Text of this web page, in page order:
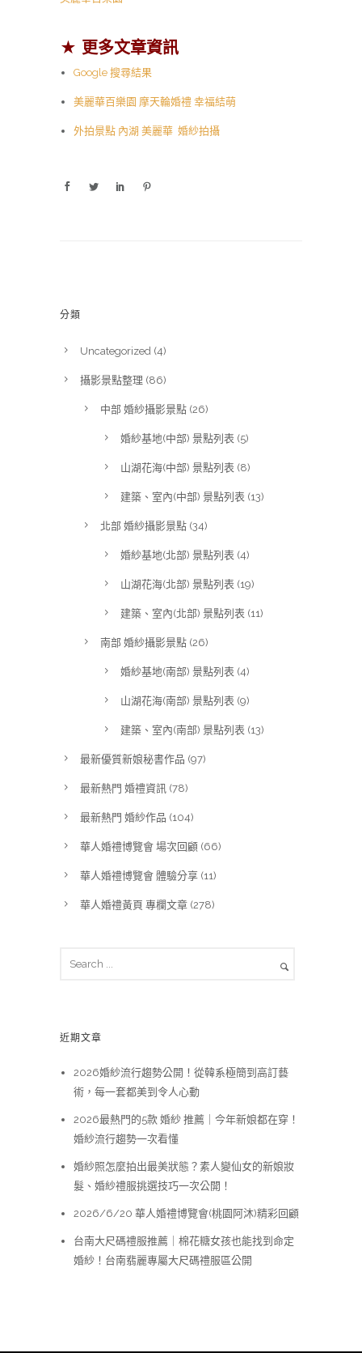
★ 更多文章資訊
Google 搜尋結果
美麗華百樂園 摩天輪婚禮 幸福結萌
外拍景點 內湖 美麗華 婚紗拍攝
分類
Uncategorized (4)
攝影景點整理 (86)
中部 婚紗攝影景點 (26)
婚紗基地(中部) 景點列表 (5)
山湖花海(中部) 景點列表 (8)
建築、室內(中部) 景點列表 (13)
北部 婚紗攝影景點 (34)
婚紗基地(北部) 景點列表 (4)
山湖花海(北部) 景點列表 (19)
建築、室內(北部) 景點列表 (11)
南部 婚紗攝影景點 (26)
婚紗基地(南部) 景點列表 (4)
山湖花海(南部) 景點列表 (9)
建築、室內(南部) 景點列表 (13)
最新優質新娘秘書作品 (97)
最新熱門 婚禮資訊 (78)
最新熱門 婚紗作品 (104)
華人婚禮博覽會 場次回顧 (66)
華人婚禮博覽會 體驗分享 (11)
華人婚禮黃頁 專欄文章 (278)
近期文章
2026婚紗流行趨勢公開！從韓系極簡到高訂藝
術，每一套都美到令人心動
2026最熱門的5款 婚紗 推薦｜今年新娘都在穿！
婚紗流行趨勢一次看懂
婚紗照怎麼拍出最美狀態？素人變仙女的新娘妝
髮、婚紗禮服挑選技巧一次公開！
2026/6/20 華人婚禮博覽會(桃園阿沐)精彩回顧
台南大尺碼禮服推薦｜棉花糖女孩也能找到命定
婚紗！台南翡麗專屬大尺碼禮服區公開